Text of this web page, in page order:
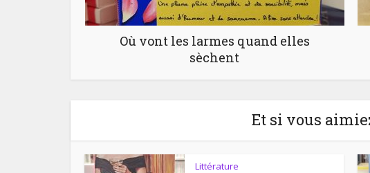
Où vont les larmes quand elles
sèchent
Et si vous
Littérature